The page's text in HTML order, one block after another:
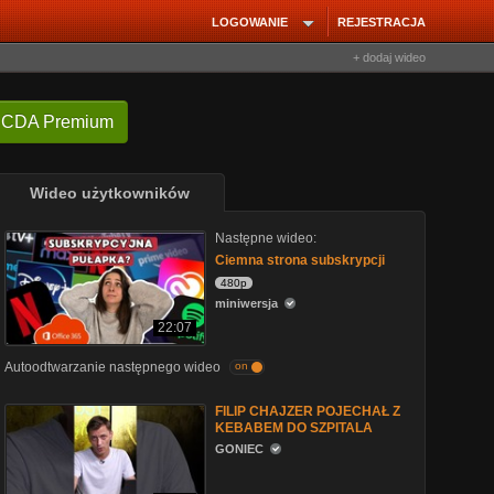
REJESTRACJA
LOGOWANIE
+ dodaj wideo
Premium
Wideo użytkowników
22:07
Następne wideo:
Ciemna strona subskrypcji
480p
miniwersja
Autoodtwarzanie następnego wideo on
FILIP CHAJZER POJECHAŁ Z
KEBABEM DO SZPITALA
GONIEC